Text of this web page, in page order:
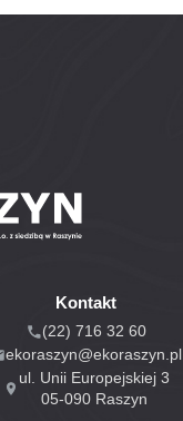
Kontakt
(22) 716 32 60
ekoraszyn@ekoraszyn.pl
ul. Unii Europejskiej 3
05-090 Raszyn